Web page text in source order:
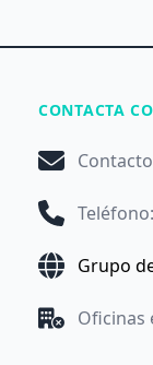
CONTACTA
Contacto
Teléfono:
Grupo
Oficinas